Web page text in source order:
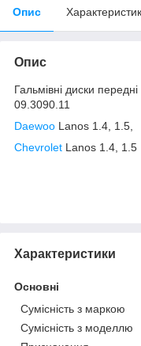
Опис
Опис
Гальмівні диски
09.3090.11
Daewoo Lanos 1.4, 1.5,
Chevrolet Lanos 1.4, 1.5
Характеристики
Основні
Сумісність з маркою
Сумісність з моделлю